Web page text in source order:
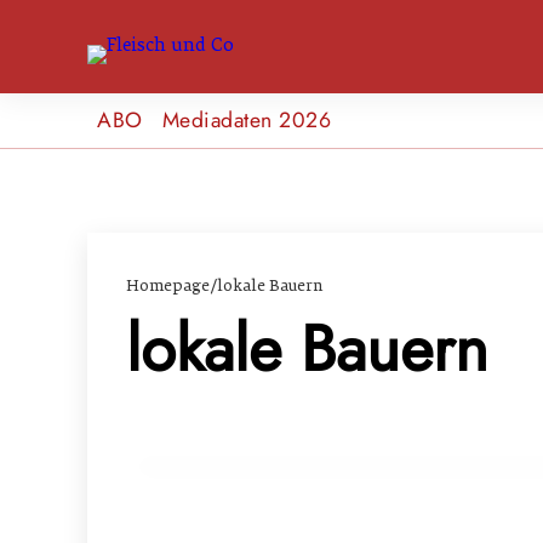
ABO Mediadaten 2026
Homepage/lokale Bauern
lokale Bauern